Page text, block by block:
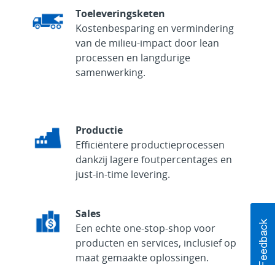
Toeleveringsketen
Kostenbesparing en vermindering
van de milieu-impact door lean
processen en langdurige
samenwerking.
Productie
Efficiëntere productieprocessen
dankzij lagere foutpercentages en
just-in-time levering.
Sales
Een echte one-stop-shop voor
producten en services, inclusief op
maat gemaakte oplossingen.